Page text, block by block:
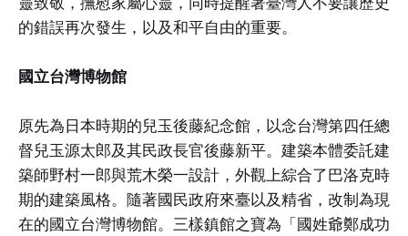
的錯誤再次發生，以及和平自由的重要。
國立台灣博物館
原先為日本時期的兒玉後藤紀念館，以念台灣第四任總
督兒玉源太郎及其民政長官後藤新平。建築本體委託建
築師野村一郎與荒木榮一設計，外觀上綜合了巴洛克時
期的建築風格。隨著國民政府來臺以及精省，改制為現
在的國立台灣博物館。三樣鎮館之寶為「國姓爺鄭成功